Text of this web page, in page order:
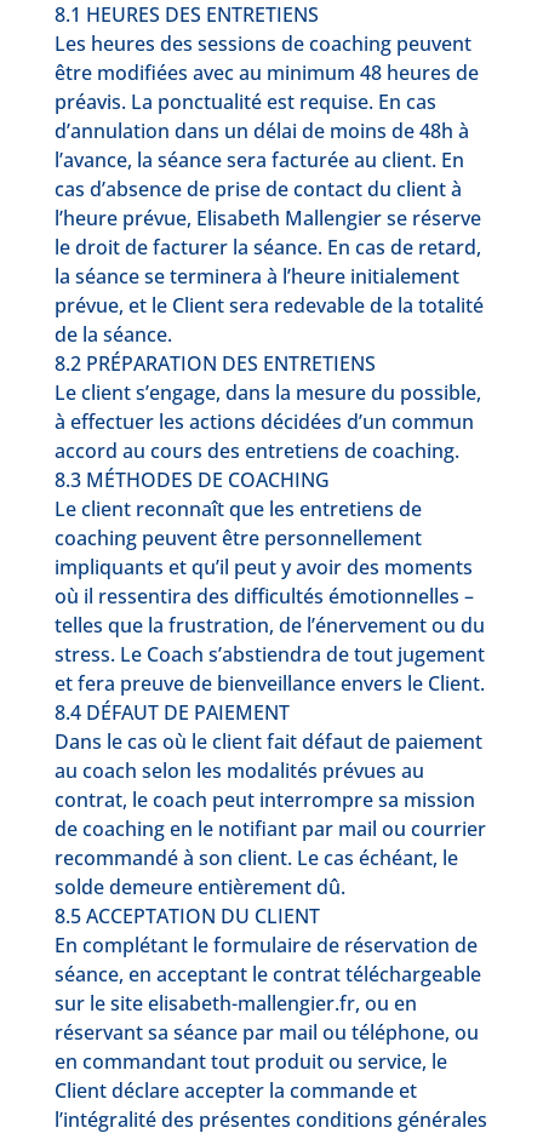
8.1 HEURES DES ENTRETIENS
Les heures des sessions de coaching peuvent
être modifiées avec au minimum 48 heures de
préavis. La ponctualité est requise. En cas
d’annulation dans un délai de moins de 48h à
l’avance, la séance sera facturée au client. En
cas d’absence de prise de contact du client à
l’heure prévue, Elisabeth Mallengier se réserve
le droit de facturer la séance. En cas de retard,
la séance se terminera à l’heure initialement
prévue, et le Client sera redevable de la totalité
de la séance.
8.2 PRÉPARATION DES ENTRETIENS
Le client s’engage, dans la mesure du possible,
à effectuer les actions décidées d’un commun
accord au cours des entretiens de coaching.
8.3 MÉTHODES DE COACHING
Le client reconnaît que les entretiens de
coaching peuvent être personnellement
impliquants et qu’il peut y avoir des moments
où il ressentira des difficultés émotionnelles –
telles que la frustration, de l’énervement ou du
stress. Le Coach s’abstiendra de tout jugement
et fera preuve de bienveillance envers le Client.
8.4 DÉFAUT DE PAIEMENT
Dans le cas où le client fait défaut de paiement
au coach selon les modalités prévues au
contrat, le coach peut interrompre sa mission
de coaching en le notifiant par mail ou courrier
recommandé à son client. Le cas échéant, le
solde demeure entièrement dû.
8.5 ACCEPTATION DU CLIENT
En complétant le formulaire de réservation de
séance, en acceptant le contrat téléchargeable
sur le site elisabeth-mallengier.fr, ou en
réservant sa séance par mail ou téléphone, ou
en commandant tout produit ou service, le
Client déclare accepter la commande et
l’intégralité des présentes conditions générales